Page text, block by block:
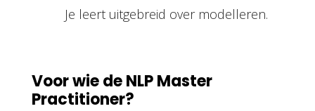
Je leert uitgebreid over modelleren.
Voor wie de NLP Master
Practitioner?